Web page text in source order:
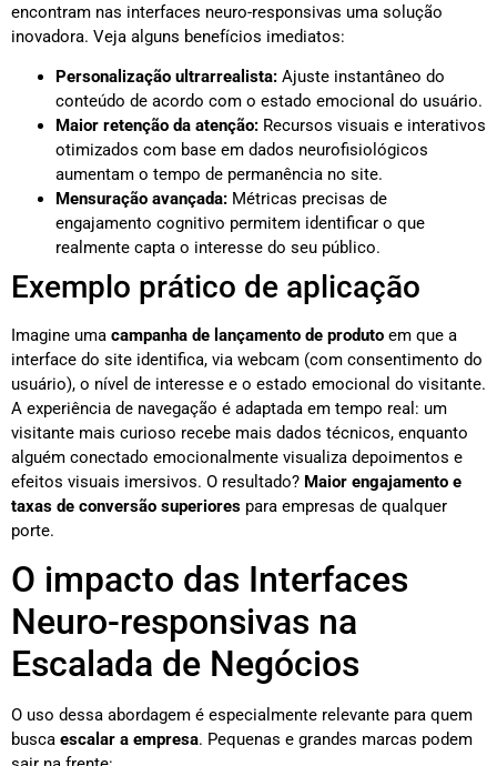
encontram nas interfaces neuro-responsivas uma solução
inovadora. Veja alguns benefícios imediatos:
Personalização ultrarrealista: Ajuste instantâneo do
conteúdo de acordo com o estado emocional do usuário.
Maior retenção da atenção: Recursos visuais e interativos
otimizados com base em dados neurofisiológicos
aumentam o tempo de permanência no site.
Mensuração avançada: Métricas precisas de
engajamento cognitivo permitem identificar o que
realmente capta o interesse do seu público.
Exemplo prático de aplicação
Imagine uma campanha de lançamento de produto em que a
interface do site identifica, via webcam (com consentimento do
usuário), o nível de interesse e o estado emocional do visitante.
A experiência de navegação é adaptada em tempo real: um
visitante mais curioso recebe mais dados técnicos, enquanto
alguém conectado emocionalmente visualiza depoimentos e
efeitos visuais imersivos. O resultado? Maior engajamento e
taxas de conversão superiores para empresas de qualquer
porte.
O impacto das Interfaces
Neuro-responsivas na
Escalada de Negócios
O uso dessa abordagem é especialmente relevante para quem
busca escalar a empresa. Pequenas e grandes marcas podem